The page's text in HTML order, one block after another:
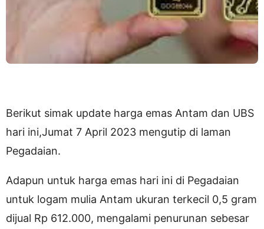
Berikut simak update harga emas Antam dan UBS
hari ini,Jumat 7 April 2023 mengutip di laman
Pegadaian.
Adapun untuk harga emas hari ini di Pegadaian
untuk logam mulia Antam ukuran terkecil 0,5 gram
dijual Rp 612.000, mengalami penurunan sebesar